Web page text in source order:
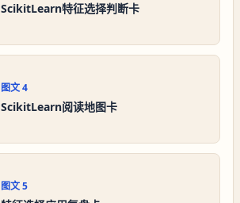
ScikitLearn特征选择判断卡
图文4
ScikitLearn阅读地图卡
图文5